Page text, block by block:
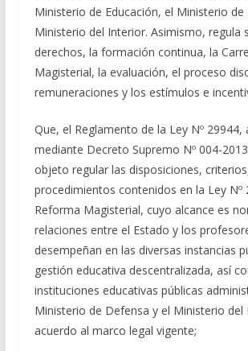
Ministerio de Educación, el Ministerio de
Ministerio del Interior. Asimismo, regula
derechos, la formación continua, la
Magisterial, la evaluación, el proceso
remuneraciones y los estímulos e
Que, el Reglamento de la Ley Nº 29944,
mediante Decreto Supremo Nº 004-
objeto regular las disposiciones,
procedimientos contenidos en la Ley Nº
Reforma Magisterial, cuyo alcance es
relaciones entre el Estado y los
desempeñan en las diversas instancias
gestión educativa descentralizada, así
instituciones educativas públicas
Ministerio de Defensa y el Ministerio del
acuerdo al marco legal vigente;